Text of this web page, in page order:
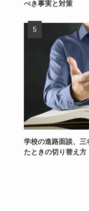
べき事実と対策
学校の進路面談、
たときの切り替え方